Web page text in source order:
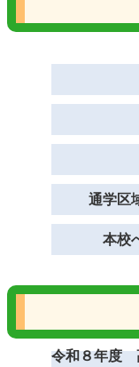
通学区
本校
令和８年度